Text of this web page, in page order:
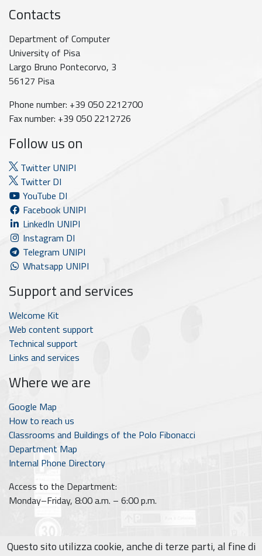
Contacts
Department of Computer
University of Pisa
Largo Bruno Pontecorvo, 3
56127 Pisa
Phone number: +39 050 2212700
Fax number: +39 050 2212726
Follow us on
Twitter UNIPI
Twitter DI
YouTube DI
Facebook UNIPI
LinkedIn UNIPI
Instagram DI
Telegram UNIPI
Whatsapp UNIPI
Support and services
Welcome Kit
Web content support
Technical support
Links and services
Where we are
Google Map
How to reach us
Classrooms and Buildings of the Polo Fibonacci
Department Map
Internal Phone Directory
Access to the Department:
Monday–Friday, 8:00 a.m. – 6:00 p.m.
Questo sito utilizza cookie, anche di terze parti, al fine di